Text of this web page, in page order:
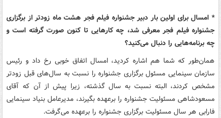
* امسال برای اولین بار دبیر جشنواره فیلم فجر هشت ماه زودتر از برگزاری
جشنواره فیلم فجر معرفی شد، چه کارهایی تا کنون صورت گرفته است و
چه برنامه‌هایی را دنبال می‌کنید؟
همان‌طور که شما هم اشاره کردید، امسال اتفاق خوبی رخ داد و رئیس
سازمان سینمایی مسئول برگزاری جشنواره را نسبت به سال‌های قبل زودتر
مشخص کردند، البته نسبت به سال گذشته، زیرا پیش از آن که آقای
مسعودشاهی مسئولیت جشنواره را برعهده بگیرند، مدیرعامل بنیاد سینمایی
فارابی هر سال مسئولیت برگزاری جشنواره را برعهده می‌گرفت.